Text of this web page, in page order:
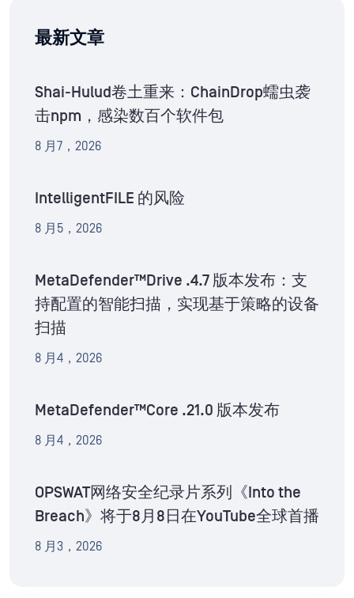
最新文章
Shai-Hulud卷土重来：ChainDrop蠕虫袭
击npm，感染数百个软件包
8 月7，2026
IntelligentFILE 的风险
8 月5，2026
MetaDefender™Drive .4.7 版本发布：支
持配置的智能扫描，实现基于策略的设备
扫描
8 月4，2026
MetaDefender™Core .21.0 版本发布
8 月4，2026
OPSWAT网络安全纪录片系列《Into the
Breach》将于8月8日在YouTube全球首播
8 月3，2026